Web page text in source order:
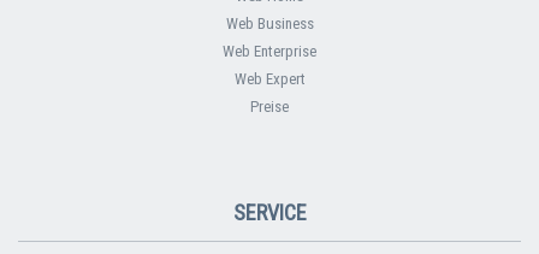
Web Business
Web Enterprise
Web Expert
Preise
SERVICE